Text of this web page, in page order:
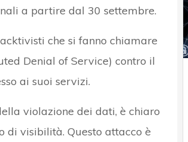
a partire dal 30 settembre.
che si fanno chiamare
Denial of Service) contro il
ai suoi servizi.
violazione dei dati, è chiaro
di visibilità. Questo attacco è